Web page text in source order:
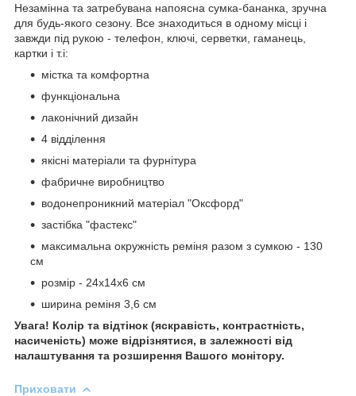
Незамінна та затребувана напоясна сумка-бананка, зручна
для будь-якого сезону. Все знаходиться в одному місці і
завжди під рукою - телефон, ключі, серветки, гаманець,
картки і т.і:
містка та комфортна
функціональна
лаконічний дизайн
4 відділення
якісні матеріали та фурнітура
фабричне виробництво
водонепроникний матеріал "Оксфорд"
застібка "фастекс"
максимальна окружність реміня разом з сумкою - 130
см
розмір - 24х14х6 см
ширина реміня 3,6 см
Увага! Колір та відтінок (яскравість, контрастність,
насиченість) може відрізнятися, в залежності від
налаштування та розширення Вашого монітору.
Приховати